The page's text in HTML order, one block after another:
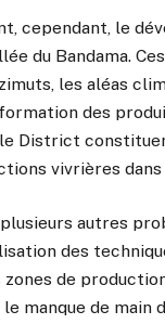
cependant, le
du Bandama.
les aléas
des
District
vivrières
autres
des
zones de
manque de main